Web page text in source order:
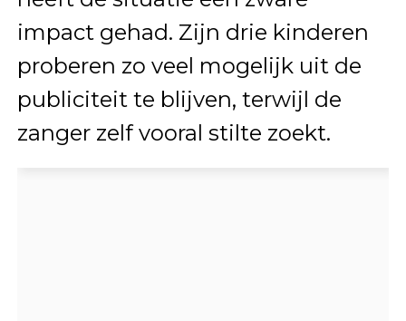
impact gehad. Zijn drie kinderen
proberen zo veel mogelijk uit de
publiciteit te blijven, terwijl de
zanger zelf vooral stilte zoekt.